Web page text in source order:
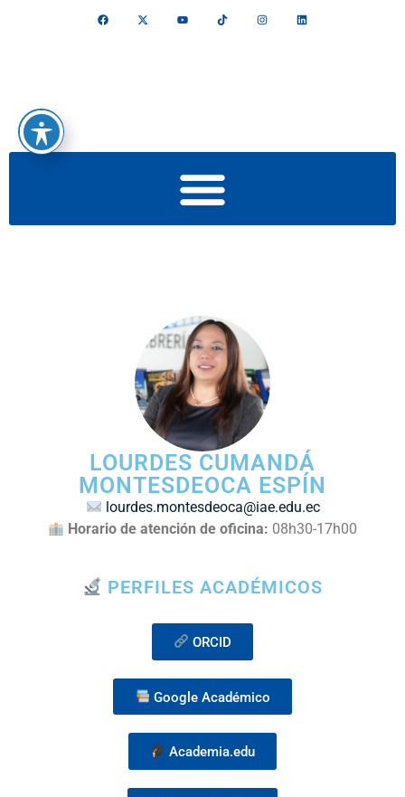
LOURDES CUMANDÁ
MONTESDEOCA ESPÍN
lourdes.montesdeoca@iae.edu.ec
Horario de atencióndeoficina: 08h30-17h00
PERFILES ACADÉMICOS
ORCID
Google Académico
Academia.edu